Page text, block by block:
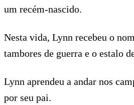
um recém-nascido.
Nesta vida, Lynn recebeu o
tambores de guerra e o estalo
Lynn aprendeu a andar nos
por seu pai.